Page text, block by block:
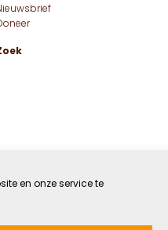
en onze service te